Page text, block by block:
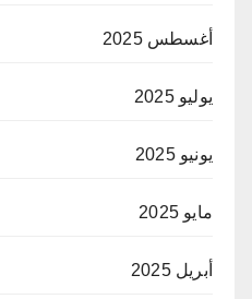
أغسطس 2025
يوليو 2025
يونيو 2025
مايو 2025
أبريل 2025